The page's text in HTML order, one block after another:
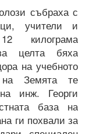
събраха с
учители и
килограма
целта бяха
на учебното
Земята те
инж. Георги
база на
ги похвали за